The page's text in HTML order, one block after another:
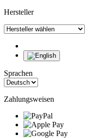
Hersteller
Sprachen
Zahlungsweisen